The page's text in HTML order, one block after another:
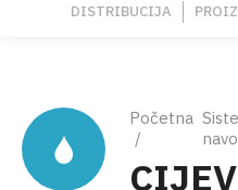
DISTRIBUCIJA
Početna